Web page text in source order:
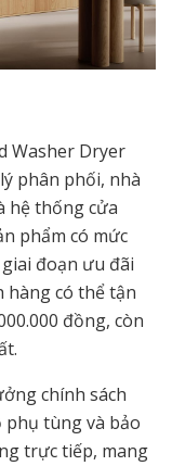
Washer Dryer
phân phối, nhà
hệ thống cửa
phẩm có mức
đoạn ưu đãi
hàng có thể tận
đồng, còn
chính sách
phụ tùng và bảo
trực tiếp, mang